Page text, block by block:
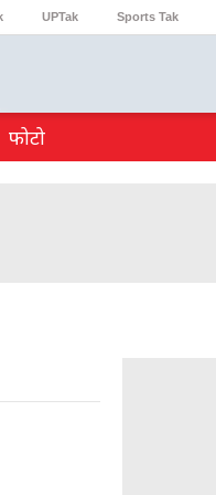
UPTak Sports Tak
फोटो